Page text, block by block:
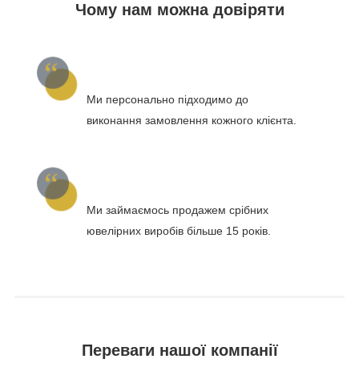
Чому нам можна довіряти
Ми персонально підходимо до
виконання замовлення кожного клієнта.
Ми займаємось продажем срібних
ювелірних виробів більше 15 років.
Переваги нашої компанії